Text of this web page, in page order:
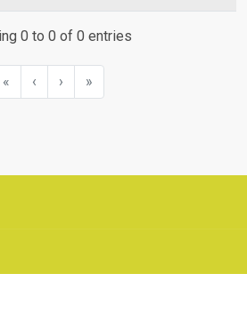
0 to 0 of 0 entries
« ‹ › »